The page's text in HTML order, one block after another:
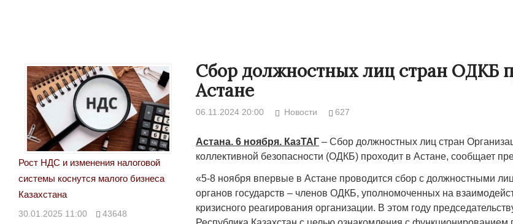
Сбор должностных лиц стран ОДКБ
Астане
06.11.2024 20:00 Новости 627
Астана. 6 ноября. КазТАГ – Сбор должностных лиц стран
коллективной безопасности (ОДКБ) проходит в Астане, сообщает
«5-8 ноября впервые в Астане проводится сбор с должностными
органов государств – членов ОДКБ, уполномоченных на
кризисного реагирования организации. В этом году
Рост НДС и изменения налоговой
системы коснутся малого бизнеса
Казахстана
30.01.2025 11:00 43648
Народ выбрал свет
17.10.2024 17:00 29972